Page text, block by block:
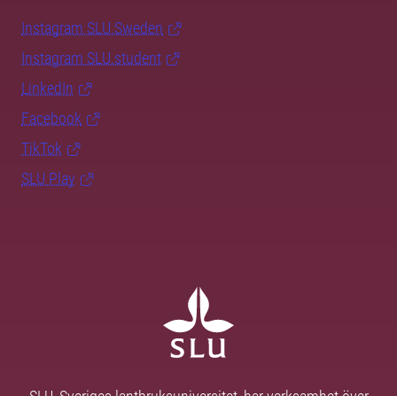
Instagram SLU.Sweden
Instagram SLU.student
LinkedIn
Facebook
TikTok
SLU Play